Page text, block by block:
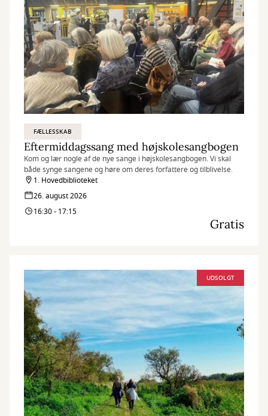
FÆLLESSKAB
Eftermiddagssang med højskolesangbogen
Kom og lær nogle af de nye sange i højskolesangbogen. Vi skal
både synge sangene og høre om deres forfattere og tilblivelse.
1. Hovedbiblioteket
26. august 2026
16:30 - 17:15
Gratis
UDSOLGT